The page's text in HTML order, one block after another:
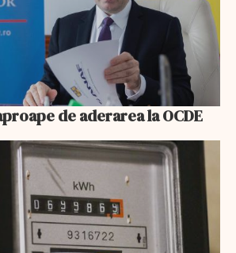
de aderarea la OCDE